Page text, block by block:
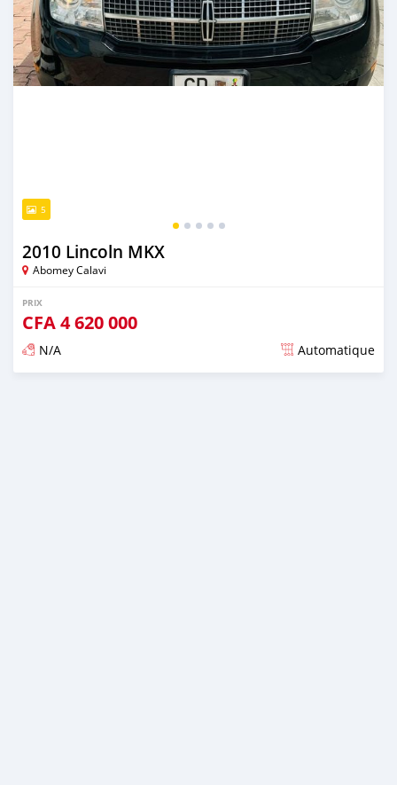
5
2010 Lincoln MKX
Abomey Calavi
PRIX
CFA4 620 000
N/A Automatique